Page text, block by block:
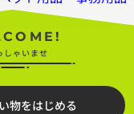
しゃいませ
物をはじめる